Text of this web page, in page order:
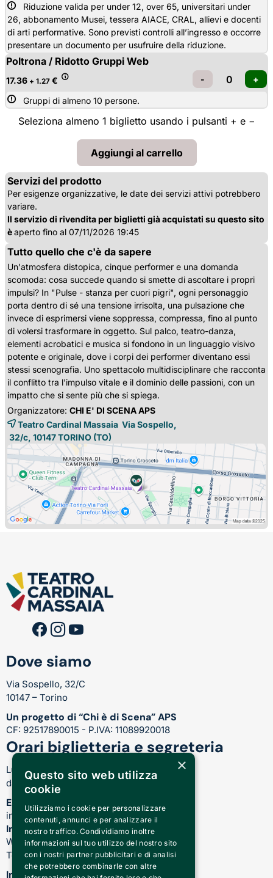
Riduzione valida per under 12, over 65, universitari under
26, abbonamento Musei, tessera AIACE, CRAL, allievi e docenti
di arti performative. Sono previsti controlli all’ingresso e occorre
presentare un documento per usufruire della riduzione.
Poltrona / Ridotto Gruppi Web
17.36 + 1.27 €
Gruppi di almeno 10 persone.
Seleziona almeno 1 biglietto usando i pulsanti + e −
Servizi del prodotto
Per esigenze organizzative, le date dei servizi attivi potrebbero
variare.
Il servizio di rivendita per biglietti già acquistati su questo sito
èaperto fino al 07/11/2026 19:45
Tutto quello che c'è da sapere
Un'atmosfera distopica, cinque performer e una domanda
scomoda: cosa succede quando si smette di ascoltare i propri
impulsi? In "Pulse - stanza per cuori pigri", ogni personaggio
porta dentro di sé una tensione irrisolta, una pulsazione che
invece di esprimersi viene soppressa, compressa, fino al punto
di volersi trasformare in oggetto. Sul palco, teatro-danza,
elementi acrobatici e musica si fondono in un linguaggio visivo
potente e originale, dove i corpi dei performer diventano essi
stessi scenografia. Uno spettacolo multidisciplinare che racconta
il conflitto tra l'impulso vitale e il dominio delle passioni, con un
impatto che si sente più che si spiega.
Organizzatore: CHI E' DI SCENA APS
Teatro Cardinal Massaia Via Sospello,
32/c, 10147 TORINO (TO)
Dove siamo
Via Sospello, 32/C
10147 – Torino
Un progetto di “Chi è di Scena” APS
CF: 92517890015 - P.IVA: 11089920018
Orari biglietteria e segreteria
Lunedì-Venerdì:
dalle 17.00 alle 21.00
Email
info@teatrocardinalmassaia.com
Informazioni su spettacoli e teatro
WhatsApp: 344 410 4477
Telefono: 011 221 6128
Informazioni sui nostri corsi
×
Questo sito web utilizza
cookie
Utilizziamo i cookie per personalizzare
contenuti, annunci e per analizzare il
nostro traffico. Condividiamo inoltre
informazioni sul tuo utilizzo del nostro sito
con i nostri partner pubblicitari e di analisi
che potrebbero combinarle con altre